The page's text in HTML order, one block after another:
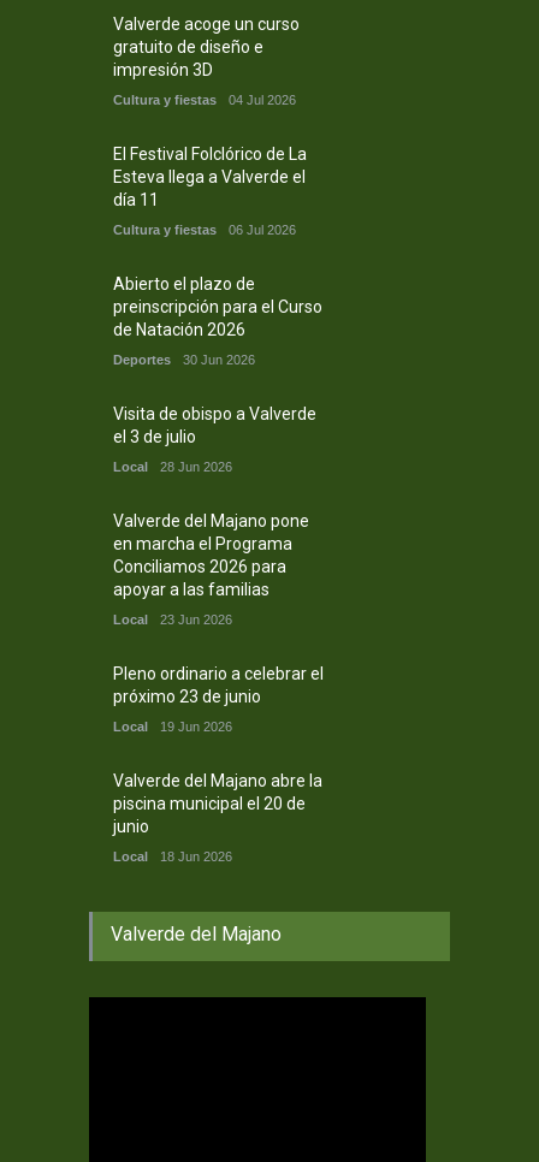
Valverde acoge un curso
gratuito de diseño e
impresión 3D
Cultura y fiestas 04 Jul 2026
El Festival Folclórico de La
Esteva llega a Valverde el
día 11
Cultura y fiestas 06 Jul 2026
Abierto el plazo de
preinscripción para el Curso
de Natación 2026
Deportes 30 Jun 2026
Visita de obispo a Valverde
el 3 de julio
Local 28 Jun 2026
Valverde del Majano pone
en marcha el Programa
Conciliamos 2026 para
apoyar a las familias
Local 23 Jun 2026
Pleno ordinario a celebrar el
próximo 23 de junio
Local 19 Jun 2026
Valverde del Majano abre la
piscina municipal el 20 de
junio
Local 18 Jun 2026
Valverde del Majano